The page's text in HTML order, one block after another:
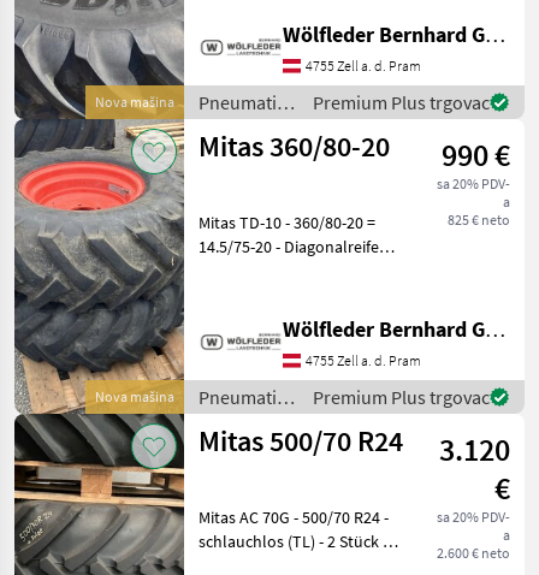
Nova mašina
km/h - 30mm Restprofil
Felge - 10 Loch - 340 mm
Wölfleder Bernhard GmbH
4755 Zell a. d. Pram
Pneumatici/
Gume/
Naplatci /
Premium Plus trgovac
Nova mašina
Mitas 360/80-20 990 €
sa 20% PDV-
a
825 € neto
Mitas TD-10 - 360/80-20 =
14.5/75-20 - Diagonalreifen -
km/h / 2575 kg bei 40 km/h
- 30 mm Restprofil (= 80 %)
Wölfleder Bernhard GmbH
4755 Zell a. d. Pram
Pneumatici/
Gume/
Naplatci /
Premium Plus trgovac
Mitas 500/70 R24
3.120
€
sa 20% PDV-
a
2.600 € neto
Mitas AC 70G - 500/70 R24 -
schlauchlos (TL) - 2 Stück -